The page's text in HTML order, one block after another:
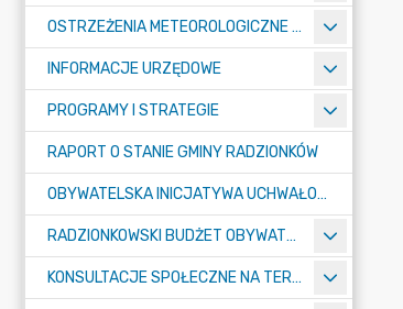
OSTRZEŻENIA METEOROLOGICZNE O ZŁYM STANIE POWIETRZA I INNE
INFORMACJE URZĘDOWE
PROGRAMY I STRATEGIE
RAPORT O STANIE GMINY RADZIONKÓW
OBYWATELSKA INICJATYWA UCHWAŁODAWCZA
RADZIONKOWSKI BUDŻET OBYWATELSKI
KONSULTACJE SPOŁECZNE NA TERENIE MIASTA RADZIONKÓW